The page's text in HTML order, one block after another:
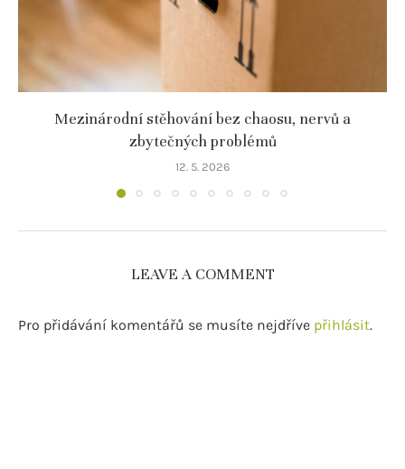
Mezinárodní stěhování bez chaosu, nervů a
zbytečných problémů
12. 5. 2026
LEAVE A COMMENT
Pro přidávání komentářů se musíte nejdříve přihlásit.